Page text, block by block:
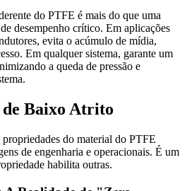
do PTFE é mais do que uma
desempenho crítico. Em aplicações
evita o acúmulo de mídia,
Em qualquer sistema, garante um
a queda de pressão e
Baixo Atrito
do material do PTFE
de engenharia e operacionais. É um
habilita outras.